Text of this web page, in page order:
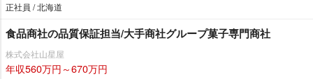
正社員 / 北海道
食品商社の品質保証担当/大手商社グループ菓子専門商社
株式会社山星屋
年収560万円～670万円